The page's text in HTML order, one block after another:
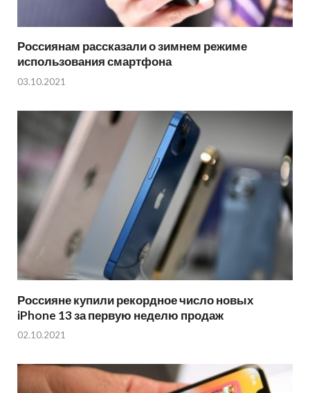
Россиянам рассказали о зимнем режиме
использования смартфона
03.10.2021
Россияне купили рекордное число новых
iPhone 13 за первую неделю продаж
02.10.2021